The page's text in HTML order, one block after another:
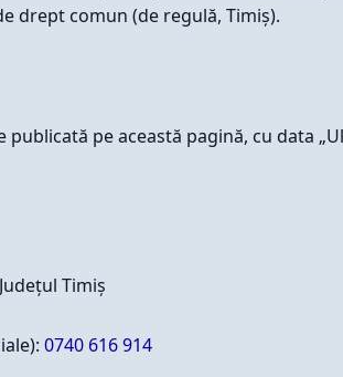
drept comun (de regulă, Timiș).
pe această pagină, cu data
Timiș
0740 616 914